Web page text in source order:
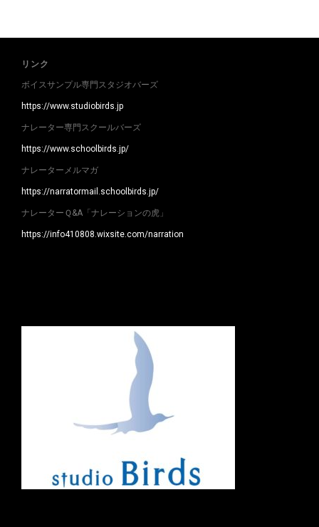
リンク
ボイスサンプル専門スタジオバーズ
https://www.studiobirds.jp
ナレーター専門スクールバーズ
https://www.schoolbirds.jp/
ナレーターメルマガ
https://narratormail.schoolbirds.jp/
ナレーターＱ&A「ナレーションの虎」
https://info410808.wixsite.com/narration